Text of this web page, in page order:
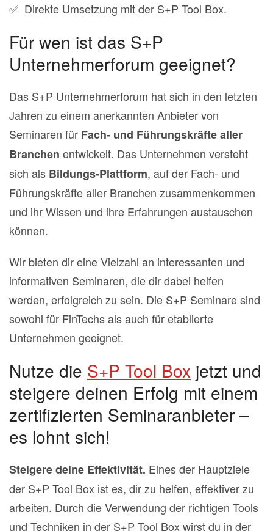
✅ Direkte Umsetzung mit der S+P Tool Box.
Für wen ist das S+P
Unternehmerforum geeignet?
Das S+P Unternehmerforum hat sich in den letzten
Jahren zu einem anerkannten Anbieter von
Seminaren für Fach- und Führungskräfte aller
Branchen entwickelt. Das Unternehmen versteht
sich als Bildungs-Plattform, auf der Fach- und
Führungskräfte aller Branchen zusammenkommen
und ihr Wissen und ihre Erfahrungen austauschen
können.
Wir bieten dir eine Vielzahl an interessanten und
informativen Seminaren, die dir dabei helfen
werden, erfolgreich zu sein. Die S+P Seminare sind
sowohl für FinTechs als auch für etablierte
Unternehmen geeignet.
Nutze die S+P Tool Box jetzt und
steigere deinen Erfolg mit einem
zertifizierten Seminaranbieter –
es lohnt sich!
Steigere deine Effektivität. Eines der Hauptziele
der S+P Tool Box ist es, dir zu helfen, effektiver zu
arbeiten. Durch die Verwendung der richtigen Tools
und Techniken in der S+P Tool Box wirst du in der